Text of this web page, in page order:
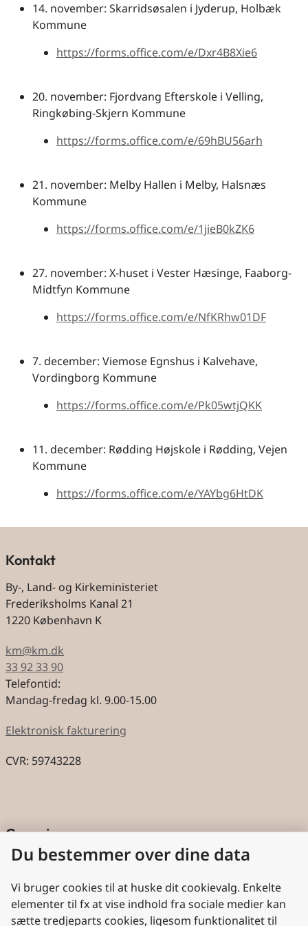
14. november: Skarridsøsalen i Jyderup, Holbæk
Kommune
https://forms.office.com/e/Dxr4B8Xie6
20. november: Fjordvang Efterskole i Velling,
Ringkøbing-Skjern Kommune
https://forms.office.com/e/69hBU56arh
21. november: Melby Hallen i Melby, Halsnæs
Kommune
https://forms.office.com/e/1jieB0kZK6
27. november: X-huset i Vester Hæsinge, Faaborg-
Midtfyn Kommune
https://forms.office.com/e/NfKRhw01DF
7. december: Viemose Egnshus i Kalvehave,
Vordingborg Kommune
https://forms.office.com/e/Pk05wtjQKK
11. december: Rødding Højskole i Rødding, Vejen
Kommune
https://forms.office.com/e/YAYbg6HtDK
Kontakt
By-, Land- og Kirkeministeriet
Frederiksholms Kanal 21
1220 København K
km@km.dk
33 92 33 90
Telefontid:
Mandag-fredag kl. 9.00-15.00
Elektronisk fakturering
CVR: 59743228
Genveje
Cookies
Aktindsigt
Persondatabeskyttelse
Du bestemmer over dine data
Vi bruger cookies til at huske dit cookievalg. Enkelte
elementer til fx at vise indhold fra sociale medier kan
sætte tredjeparts cookies, ligesom funktionalitet til